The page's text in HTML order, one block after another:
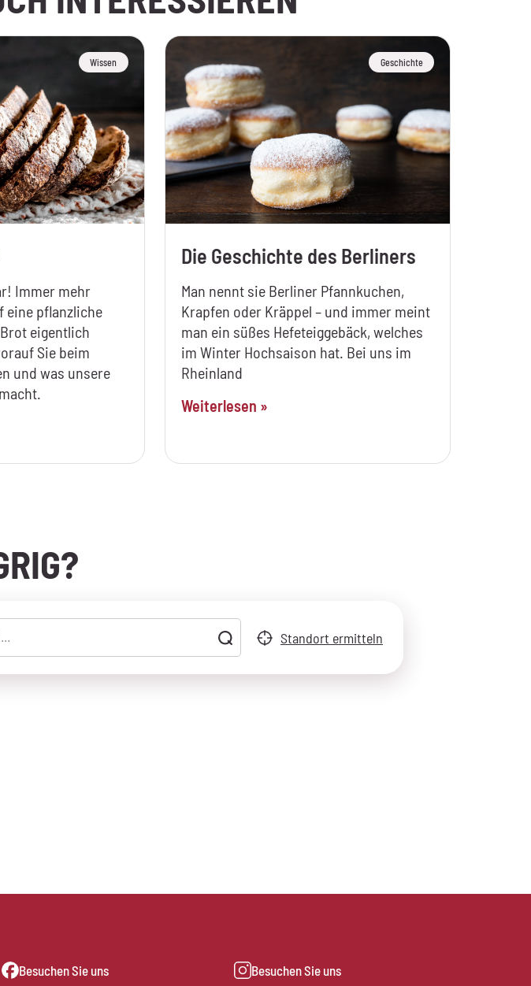
Wissen
Immer mehr
eine pflanzliche
eigentlich
Sie beim
und was unsere
Geschichte
Die Geschichte des Berliners
Man nennt sie Berliner Pfannkuchen,
Krapfen oder Kräppel – und immer meint
man ein süßes Hefeteiggebäck, welches
im Winter Hochsaison hat. Bei uns im
Rheinland
Weiterlesen »
Standort ermitteln
Besuchen Sie uns
Besuchen Sie uns